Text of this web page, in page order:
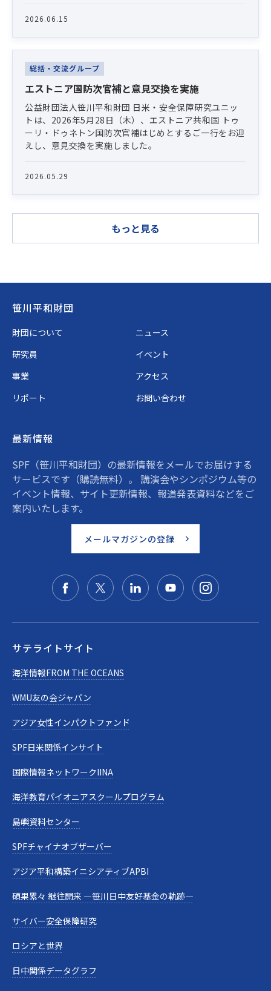
2026.06.15
総括・交流グループ
エストニア国防次官補と意見交換を実施
公益財団法人笹川平和財団 日米・安全保障研究ユニッ
トは、2026年5月28日（木）、エストニア共和国 トゥ
ーリ・ドゥネトン国防次官補はじめとするご一行をお迎
えし、意見交換を実施しました。
2026.05.29
もっと見る
Footer
笹川平和財団
財団について
ニュース
研究員
イベント
事業
アクセス
リポート
お問い合わせ
最新情報
SPF（笹川平和財団）の最新情報をメールでお届けする
サービスです（購読無料）。 講演会やシンポジウム等の
イベント情報、サイト更新情報、報道発表資料などをご
案内いたします。
メールマガジンの登録
サテライトサイト
海洋情報FROM THE OCEANS
WMU友の会ジャパン
アジア女性インパクトファンド
SPF日米関係インサイト
国際情報ネットワークIINA
海洋教育パイオニアスクールプログラム
島嶼資料センター
SPFチャイナオブザーバー
アジア平和構築イニシアティブAPBI
碩果累々 継往開来 —笹川日中友好基金の軌跡—
サイバー安全保障研究
ロシアと世界
日中関係データグラフ